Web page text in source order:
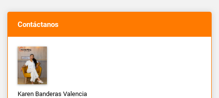
Contáctanos
Karen Banderas Valencia